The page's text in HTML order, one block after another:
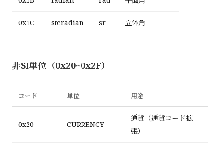
0x1C steradian sr 立体角
非SI単位（0x20~0x2F）
コード 単位 用途
0x20 CURRENCY
通貨（通貨コード拡
張）